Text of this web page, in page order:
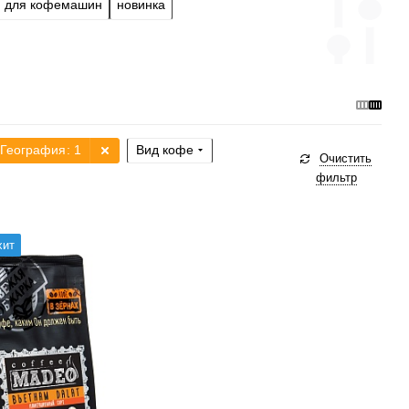
для кофемашин новинка
География: 1 Вид кофе
Очистить
фильтр
турка, кофемашина,
пресс
средняя
кислинки
шоколад, табак,
2/6